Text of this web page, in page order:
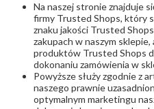
Na naszej stronie znajduje
firmy Trusted Shops, który
znaku jakości Trusted
zakupach w naszym
produktów Trusted Shops
dokonaniu zamówienia w
Powyższe służy zgodnie z
naszego prawnie
optymalnym marketingu